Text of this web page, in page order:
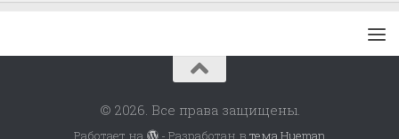
© 2026. Все права защищены.
Работает на - Разработан в тема Hueman